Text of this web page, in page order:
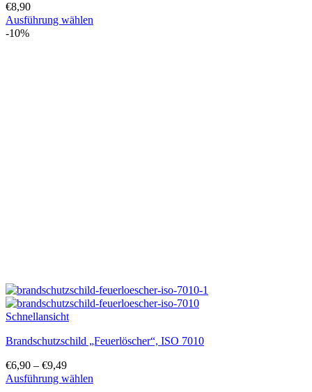
€8,90
Ausführung wählen
Dieses
-10%
Schnellansicht
Brandschutzschild „Feuerlöscher“, ISO 7010
€6,90 – €9,49
Ausführung wählen